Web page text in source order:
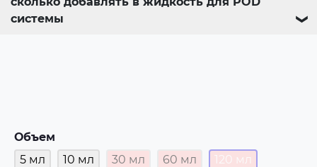
системы
❯
Объем
5 мл
10 мл 30 мл 60 мл 120 мл